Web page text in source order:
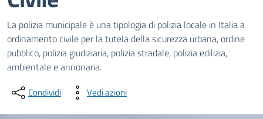
Dettagli dell'unità
La polizia municipale è una tipologia di polizia locale in Italia a
ordinamento civile per la tutela della sicurezza urbana, ordine
pubblico, polizia giudiziaria, polizia stradale, polizia edilizia,
ambientale e annonaria.
Condividi Vedi azioni